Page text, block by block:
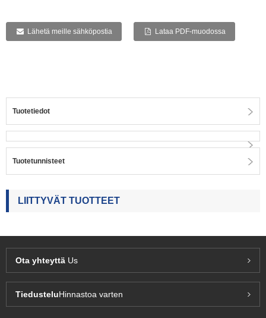
Lähetä meille sähköpostia Lataa PDF-muodossa
Tuotetiedot
Tuotetunnisteet
LIITTYVÄT TUOTTEET
Ota yhteyttä Us
TiedusteluHinnastoa varten